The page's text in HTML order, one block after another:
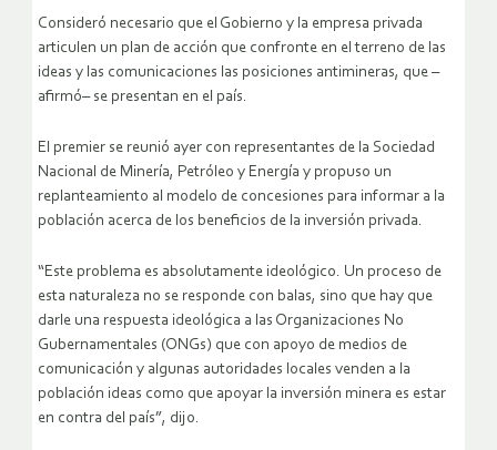
Consideró necesario que el Gobierno y la empresa privada
articulen un plan de acción que confronte en el terreno de las
ideas y las comunicaciones las posiciones antimineras, que –
afirmó– se presentan en el país.
El premier se reunió ayer con representantes de la Sociedad
Nacional de Minería, Petróleo y Energía y propuso un
replanteamiento al modelo de concesiones para informar a la
población acerca de los beneficios de la inversión privada.
“Este problema es absolutamente ideológico. Un proceso de
esta naturaleza no se responde con balas, sino que hay que
darle una respuesta ideológica a las Organizaciones No
Gubernamentales (ONGs) que con apoyo de medios de
comunicación y algunas autoridades locales venden a la
población ideas como que apoyar la inversión minera es estar
en contra del país”, dijo.